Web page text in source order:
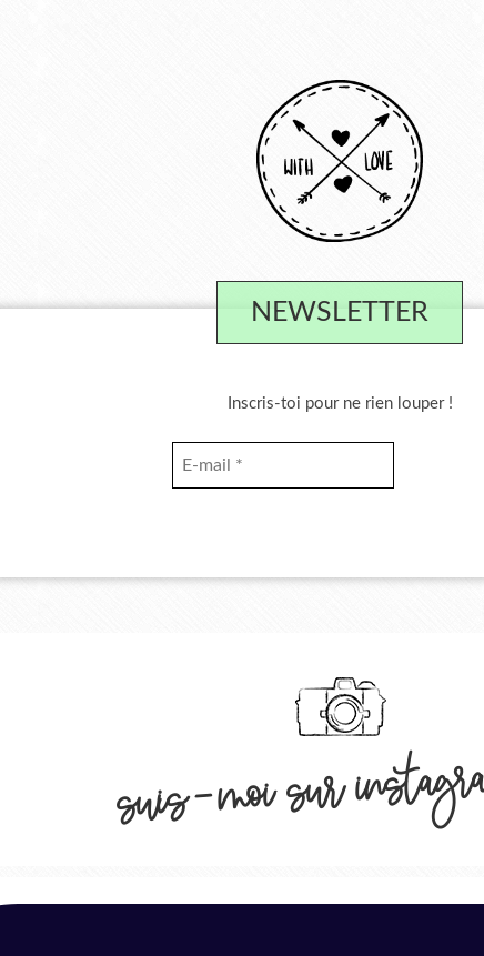
NEWSLETTER
Inscris-toi pour ne rien louper !
suis-moi sur